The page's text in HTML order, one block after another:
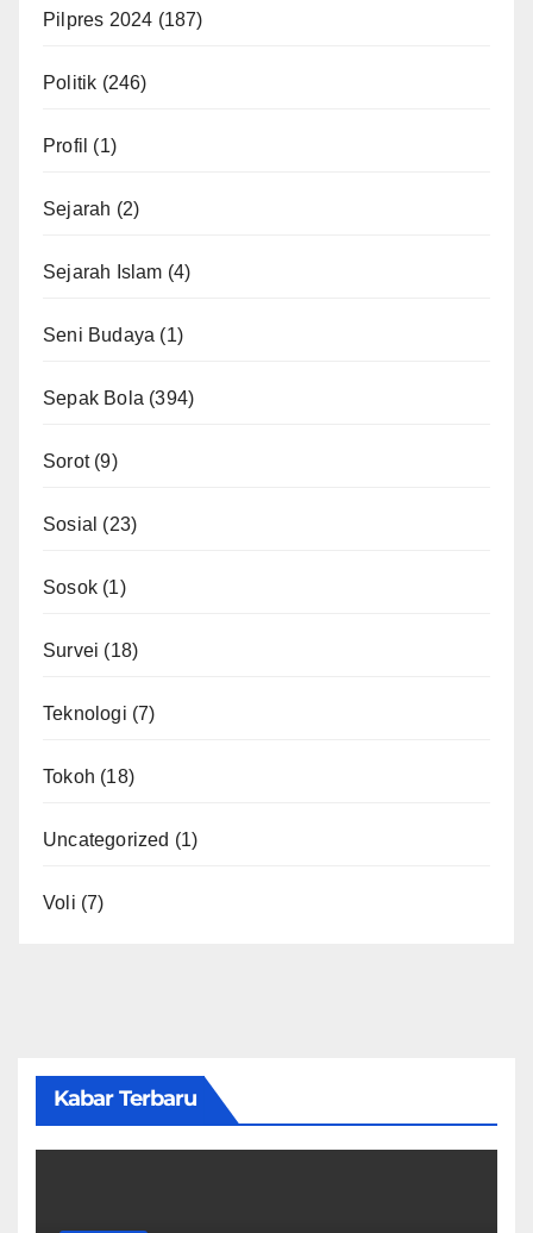
Pilpres 2024 (187)
Politik (246)
Profil (1)
Sejarah (2)
Sejarah Islam (4)
Seni Budaya (1)
Sepak Bola (394)
Sorot(9)
Sosial (23)
Sosok (1)
Survei (18)
Teknologi (7)
Tokoh (18)
Uncategorized (1)
Voli (7)
Kabar Terbaru